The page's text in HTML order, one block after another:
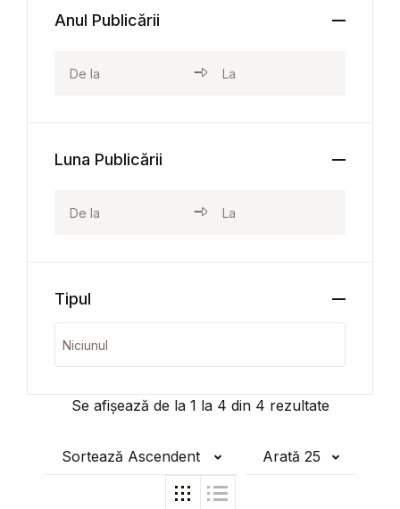
Se afișează de la 1 la 4 din 4 rezultate
Sortează Ascendent Arată 25
Anul Publicării
Luna Publicării
Tipul